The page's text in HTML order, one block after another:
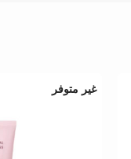
غير متوفر